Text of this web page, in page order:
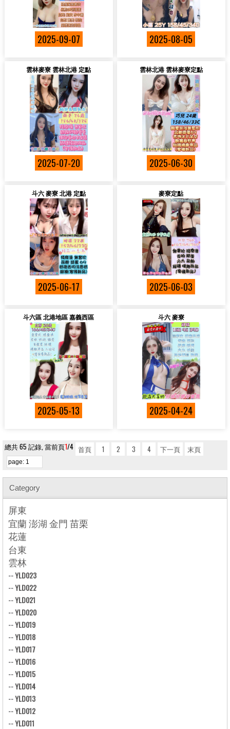
2025-09-07 2025-08-05
雲林麥寮 雲林北港 定點
2025-07-20
雲林北港 雲林麥寮定點
2025-06-30
斗六 麥寮 北港 定點
2025-06-17
麥寮定點
2025-06-03
斗六區 北港地區 嘉義西區
2025-05-13
斗六 麥寮
2025-04-24
總共 65 記錄, 當前頁1/4 首頁 1 2 3 4 下一頁 末頁
Category
屏東
宜蘭 澎湖 金門 苗栗
花蓮
台東
雲林
--YLD023
--YLD022
--YLD021
--YLD020
--YLD019
--YLD018
--YLD017
--YLD016
--YLD015
--YLD014
--YLD013
--YLD012
--YLD011